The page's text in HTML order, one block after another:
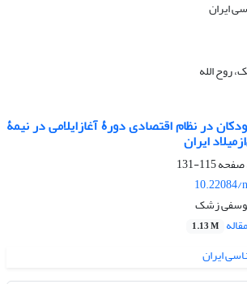
روح الله
در نظام اقتصادی دورۀ آغازایلامی در نیمۀ
ایران
115-131
10.22084/
یوسفی زشک
1.13 M